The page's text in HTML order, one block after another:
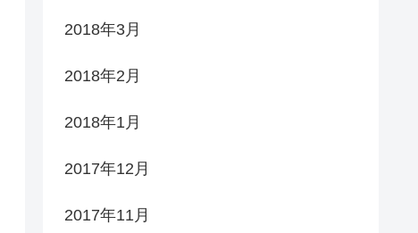
2018年3月
2018年2月
2018年1月
2017年12月
2017年11月